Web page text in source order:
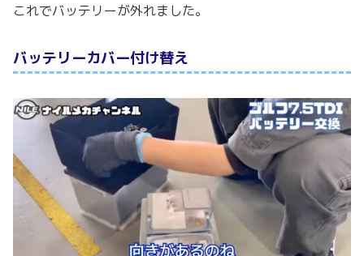
これでバッテリーが外れました。
バッテリーカバー付け替え